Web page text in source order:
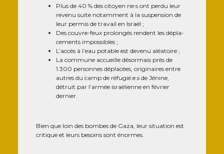
Plus de 40 % des citoyen·ne·s ont per­du leur
reve­nu suite notam­ment à la sus­pen­sion de
leur per­mis de tra­vail en Israël ;
Des couvre-feux pro­lon­gés rendent les dépla­
ce­ments impossibles ;
L’accès à l’eau potable est deve­nu aléatoire ;
La com­mune accueille désor­mais près de
1.300 per­sonnes dépla­cées, ori­gi­naires entre
autres du camp de réfugié.e.s de Jénine,
détruit par l’armée israé­lienne en février
dernier.
Bien que loin des bombes de Gaza, leur situa­tion est
cri­tique et leurs besoins sont énormes.